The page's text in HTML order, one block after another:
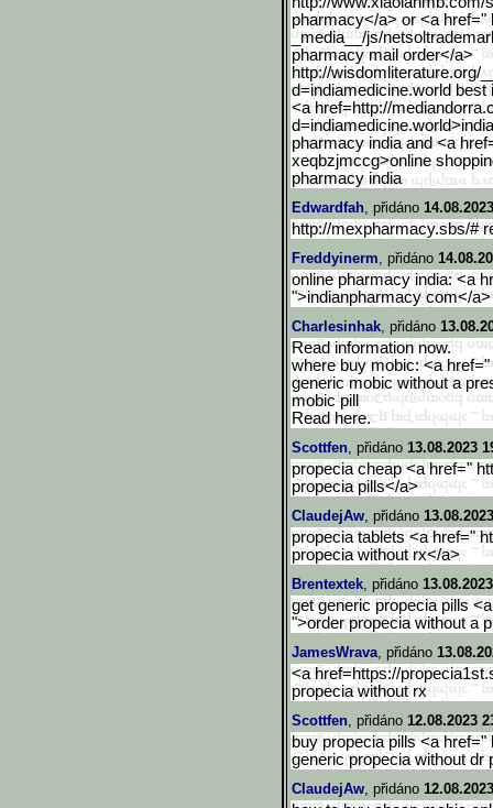
pharmacy</a> or <a
_media__/js/
pharmacy mail order</a>
http://wisdomliterature.org/
d=indiamedicine.world best
<a href=http://
d=indiamedicine.world>indi
pharmacy india and <a
xeqbzjmccg>online
pharmacy india
Edwardfah, přidáno
http://mexpharmacy.sbs/#
Freddyinerm, přidáno
online pharmacy india: <a
">indianpharmacy com</
Charlesinhak, přidáno
Read information now.
where buy mobic: <a
generic mobic without a
mobic pill
Read here.
Scottfen, přidáno 13.08.2023
propecia cheap <a href="
propecia pills</a>
ClaudejAw, přidáno
propecia tablets <a href="
propecia without rx</a>
Brentextek, přidáno
get generic propecia pills
">order propecia without a
JamesWrava, přidáno
<a href=https://
propecia without rx
Scottfen, přidáno 12.08.2023
buy propecia pills <a
generic propecia without dr
ClaudejAw, přidáno